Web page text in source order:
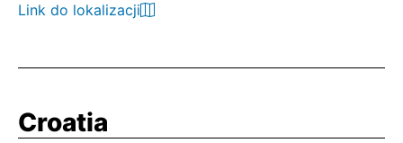
Link do lokalizacji
Croatia